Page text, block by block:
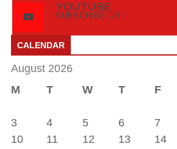
YOUTUBE
SUBSCRIBE US
CALENDAR
August 2026
M
T W T F
3
4 5 6 7
10
11 12 13 14